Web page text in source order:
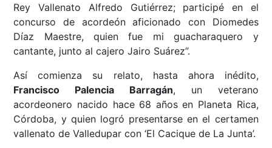
Rey Vallenato Alfredo Gutiérrez; participé en el
concurso de acordeón aficionado con Diomedes
Díaz Maestre, quien fue mi guacharaquero y
cantante, junto al cajero Jairo Suárez”.
Así comienza su relato, hasta ahora inédito,
Francisco Palencia Barragán, un veterano
acordeonero nacido hace 68 años en Planeta Rica,
Córdoba, y quien logró presentarse en el certamen
vallenato de Valledupar con ‘El Cacique de La Junta’.